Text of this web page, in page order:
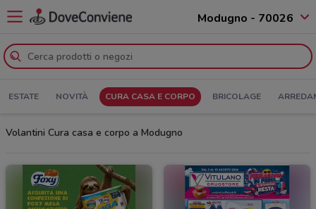
Modugno - 70026
ESTATE NOVITÀ CURA CASA E CORPO BRICOLAGE
Volantini Cura casa e corpo a Modugno